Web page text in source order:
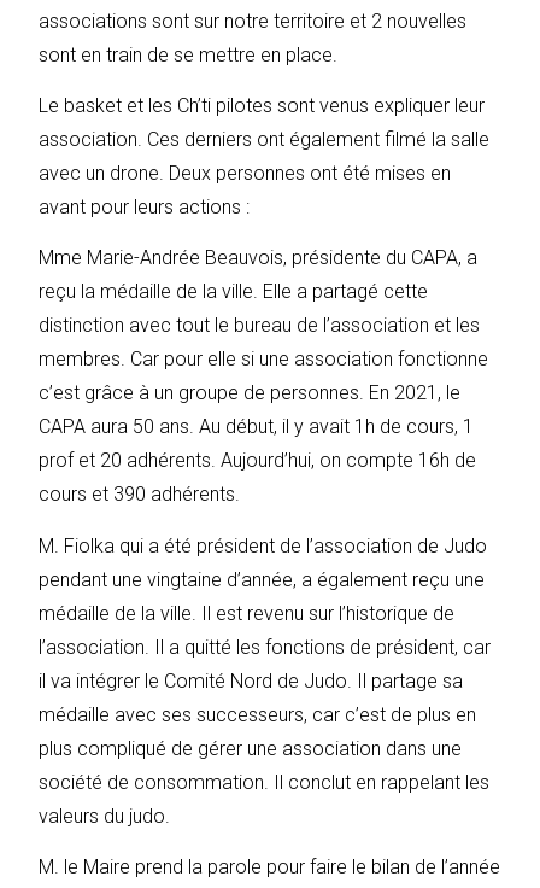
associations sont sur notre territoire et 2 nouvelles
sont en train de se mettre en place.
Le basket et les Ch’ti pilotes sont venus expliquer leur
association. Ces derniers ont également filmé la salle
avec un drone. Deux personnes ont été mises en
avant pour leurs actions :
Mme Marie-Andrée Beauvois, présidente du CAPA, a
reçu la médaille de la ville. Elle a partagé cette
distinction avec tout le bureau de l’association et les
membres. Car pour elle si une association fonctionne
c’est grâce à un groupe de personnes. En 2021, le
CAPA aura 50 ans. Au début, il y avait 1h de cours, 1
prof et 20 adhérents. Aujourd’hui, on compte 16h de
cours et 390 adhérents.
M. Fiolka qui a été président de l’association de Judo
pendant une vingtaine d’année, a également reçu une
médaille de la ville. Il est revenu sur l’historique de
l’association. Il a quitté les fonctions de président, car
il va intégrer le Comité Nord de Judo. Il partage sa
médaille avec ses successeurs, car c’est de plus en
plus compliqué de gérer une association dans une
société de consommation. Il conclut en rappelant les
valeurs du judo.
M. le Maire prend la parole pour faire le bilan de l’année